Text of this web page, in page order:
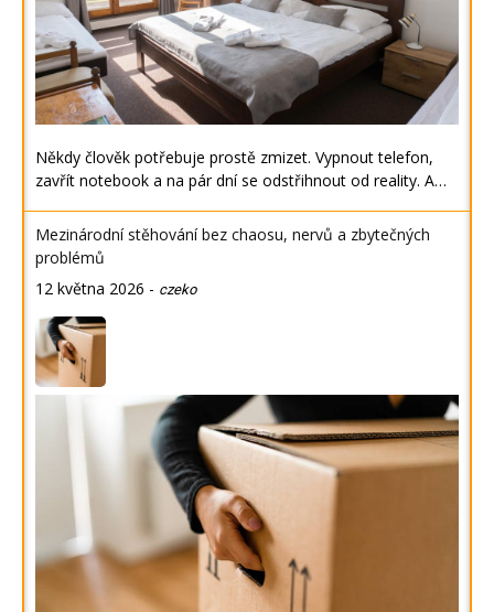
Někdy člověk potřebuje prostě zmizet. Vypnout telefon,
zavřít notebook a na pár dní se odstřihnout od reality. A…
Mezinárodní stěhování bez chaosu, nervů a zbytečných
problémů
12 května 2026 - czeko